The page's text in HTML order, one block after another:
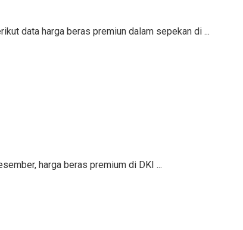
data harga beras premiun dalam sepekan di ...
harga beras premium di DKI ...